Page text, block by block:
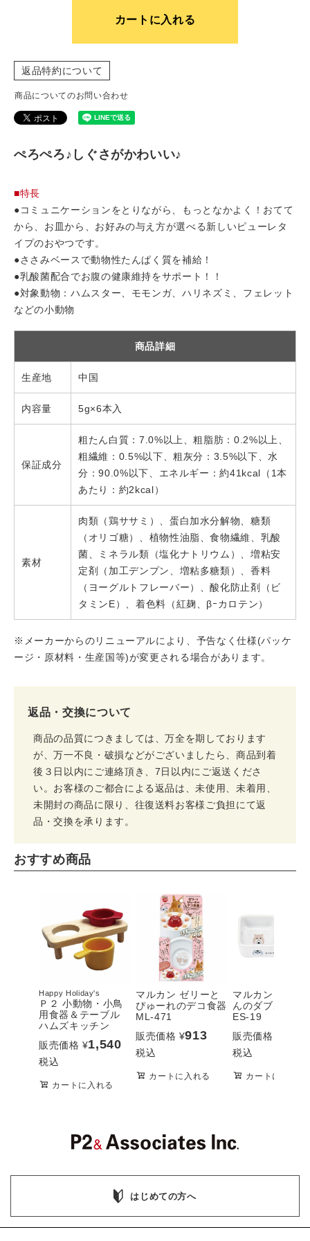
カートに入れる
返品特約について
商品についてのお問い合わせ
ぺろぺろ♪しぐさがかわいい♪
■特長
●コミュニケーションをとりながら、もっとなかよく！おてて
から、お皿から、お好みの与え方が選べる新しいピューレタ
イプのおやつです。
●ささみベースで動物性たんぱく質を補給！
●乳酸菌配合でお腹の健康維持をサポート！！
●対象動物：ハムスター、モモンガ、ハリネズミ、フェレット
などの小動物
商品詳細
生産地 中国
内容量 5g×6本入
保証成分
粗たん白質：7.0%以上、粗脂肪：0.2%以上、
粗繊維：0.5%以下、粗灰分：3.5%以下、水
分：90.0%以下、エネルギー：約41kcal（1本
あたり：約2kcal）
素材
肉類（鶏ササミ）、蛋白加水分解物、糖類
（オリゴ糖）、植物性油脂、食物繊維、乳酸
菌、ミネラル類（塩化ナトリウム）、増粘安
定剤（加工デンプン、増粘多糖類）、香料
（ヨーグルトフレーバー）、酸化防止剤（ビ
タミンE）、着色料（紅麹、βｰカロテン）
※メーカーからのリニューアルにより、予告なく仕様(パッケ
ージ・原材料・生産国等)が変更される場合があります。
返品・交換について
商品の品質につきましては、万全を期しております
が、万一不良・破損などがございましたら、商品到着
後３日以内にご連絡頂き、7日以内にご返送くださ
い。お客様のご都合による返品は、未使用、未着用、
未開封の商品に限り、往復送料お客様ご負担にて返
品・交換を承ります。
おすすめ商品
Happy Holiday's
Ｐ２ 小動物・小鳥
用食器＆テーブル
ハムズキッチン
販売価格 ¥1,540
税込
カートに入れる
マルカン ゼリーと
ぴゅーれのデコ食器
ML-471
販売価格 ¥913
税込
カートに入れる
マルカン ハムち
んのダブル食器
ES-19
販売価格
税込
カートに入れる
はじめての方へ